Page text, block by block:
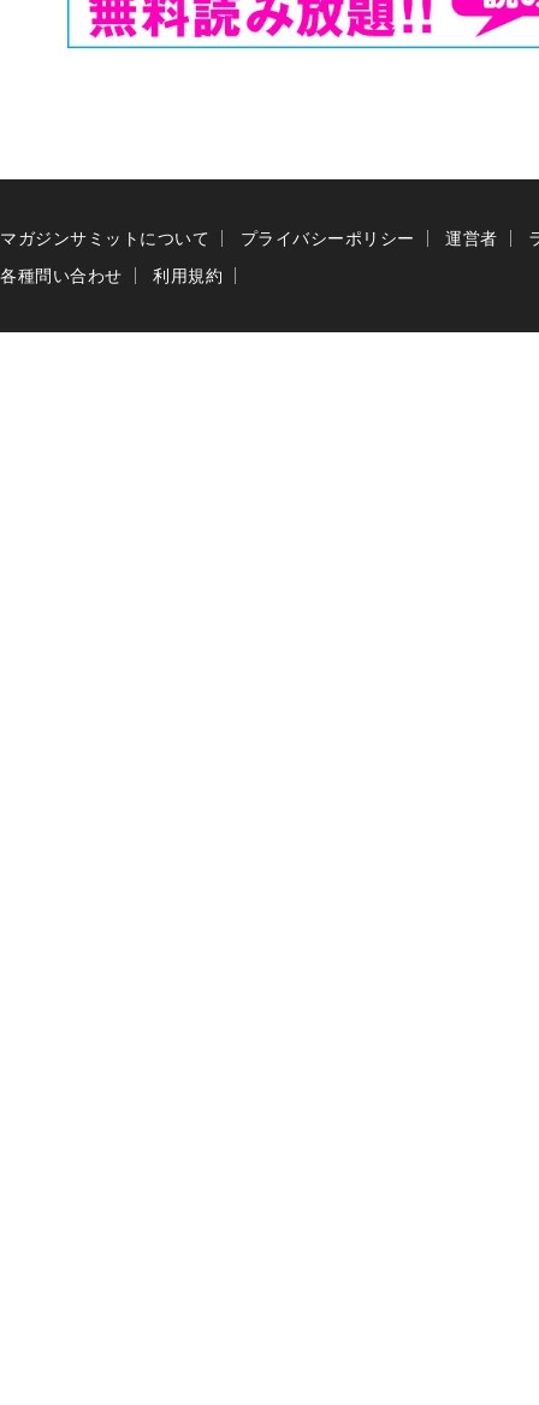
マガジンサミットについて プライバシーポリシー 運営者
各種問い合わせ
利用規約